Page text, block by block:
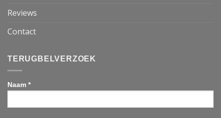
Reviews
Contact
TERUGBELVERZOEK
Naam *